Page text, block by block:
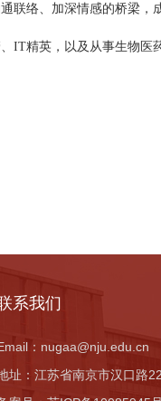
联络、加深情感的桥梁，
IT精英，以及从事生物医
系我们
： nugaa@nju.edu.cn
址： 江苏省南京市汉口路